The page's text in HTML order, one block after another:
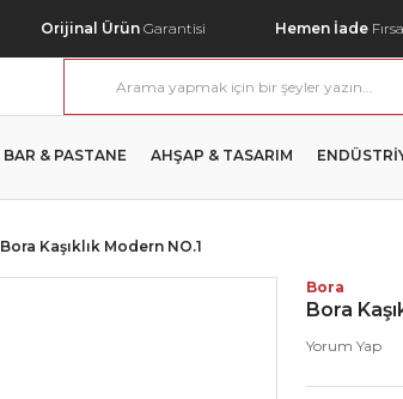
Orijinal Ürün Garantisi Hemen İade
BAR & PASTANE AHŞAP & TASARIM
Bora Kaşıklık Modern NO.1
Bora
Bora
Yorum Yap